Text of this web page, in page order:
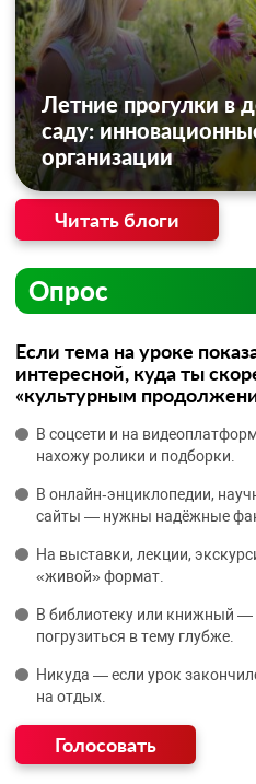
Летние прогулки в
саду:
организации
Читать блоги
Опрос
Если тема на уроке
интересной, куда ты
«культурным
В соцсети и на
нахожу ролики и подборки.
В онлайн‑энциклопедии,
сайты — нужны надёжные
На выставки, лекции,
«живой» формат.
В библиотеку или книжный —
погрузиться в тему глубже.
Никуда — если урок
на отдых.